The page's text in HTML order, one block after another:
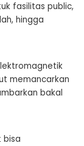
fasilitas public,
hingga
memancarkan
bakal
bisa